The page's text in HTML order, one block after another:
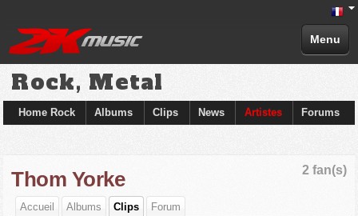
Menu
Rock, Metal
Home Rock Albums Clips News Artistes Forums
2 fan(s)
Thom Yorke
Accueil Albums Clips Forum